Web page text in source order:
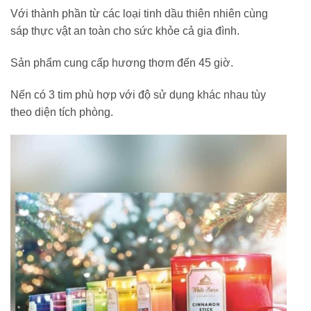
Với thành phần từ các loại tinh dầu thiên nhiên cùng
sáp thực vật an toàn cho sức khỏe cả gia đình.
Sản phẩm cung cấp hương thơm đến 45 giờ.
Nến có 3 tim phù hợp với độ sử dụng khác nhau tùy
theo diện tích phòng.